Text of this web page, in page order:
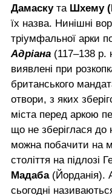
Дамаску та Шхему
їх назва. Нинішні
тріумфальної арки
Адріана (117–138 р.
виявлені при
британського
отвори, з яких
міста перед аркою
що не зберіглася до
можна побачити на
століття на підлозі
Мадаба (Йорданія).
сьогодні